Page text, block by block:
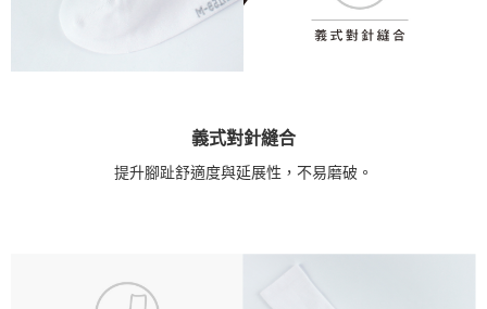
義式對針縫合
提升腳趾舒適度與延展性，不易磨破。